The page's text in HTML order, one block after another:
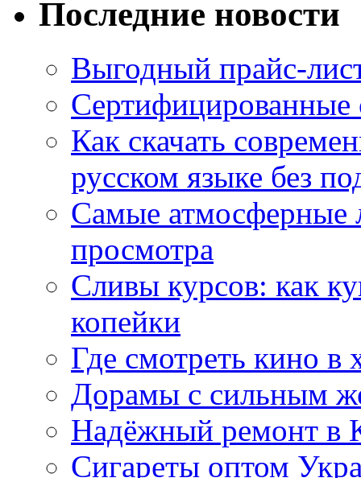
Последние новости
Выгодный прайс-
Как скачать
русском языке без
Самые атмосферные
просмотра
Сливы курсов: как
копейки
Где смотреть кино в
Дорамы с сильным
Надёжный ремонт в
Сигареты оптом